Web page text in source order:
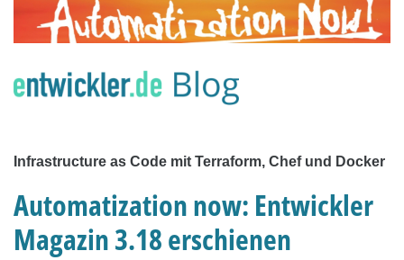
Infrastructure as Code mit Terraform, Chef und Docker
Automatization now: Entwickler
Magazin 3.18 erschienen